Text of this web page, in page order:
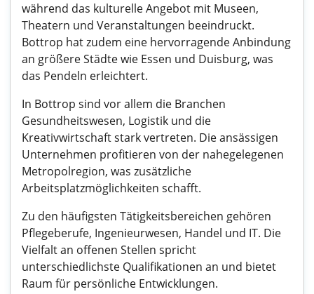
während das kulturelle Angebot mit Museen,
Theatern und Veranstaltungen beeindruckt.
Bottrop hat zudem eine hervorragende Anbindung
an größere Städte wie Essen und Duisburg, was
das Pendeln erleichtert.
In Bottrop sind vor allem die Branchen
Gesundheitswesen, Logistik und die
Kreativwirtschaft stark vertreten. Die ansässigen
Unternehmen profitieren von der nahegelegenen
Metropolregion, was zusätzliche
Arbeitsplatzmöglichkeiten schafft.
Zu den häufigsten Tätigkeitsbereichen gehören
Pflegeberufe, Ingenieurwesen, Handel und IT. Die
Vielfalt an offenen Stellen spricht
unterschiedlichste Qualifikationen an und bietet
Raum für persönliche Entwicklungen.